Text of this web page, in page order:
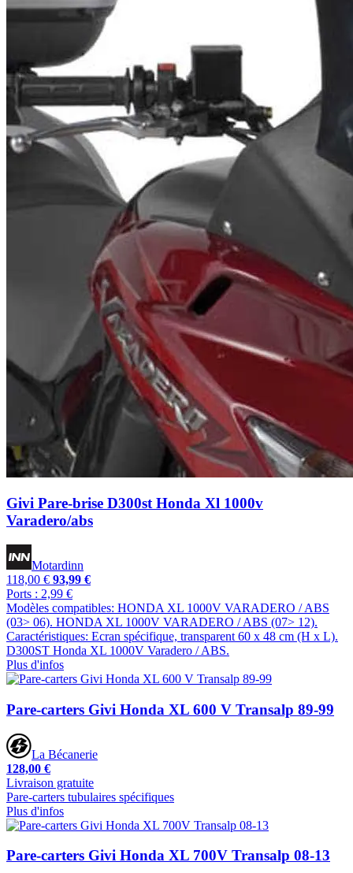
Givi Pare-brise D300st Honda Xl 1000v
Varadero/abs
Motardinn
118,00 € 93,99 €
Ports : 2,99 €
Modèles compatibles: HONDA XL 1000V VARADERO / ABS
(03> 06). HONDA XL 1000V VARADERO / ABS (07> 12).
Caractéristiques: Ecran spécifique, transparent 60 x 48 cm (H x L).
D300ST Honda XL 1000V Varadero / ABS.
Plus d'infos
Pare-carters Givi Honda XL 600 V Transalp 89-99
La Bécanerie
128,00 €
Livraison gratuite
Pare-carters tubulaires spécifiques
Plus d'infos
Pare-carters Givi Honda XL 700V Transalp 08-13